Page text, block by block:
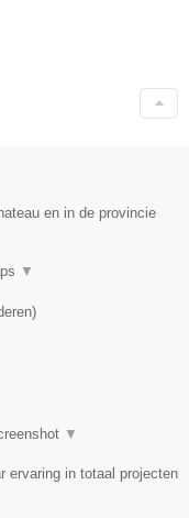
en in de provincie
▼
)
▼
ervaring in totaal projecten